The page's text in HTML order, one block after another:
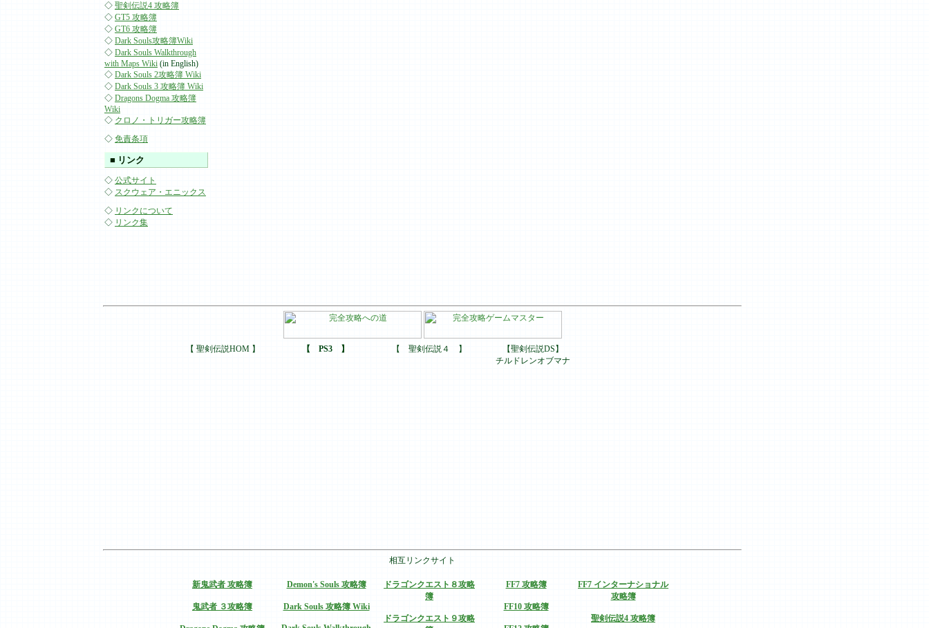
◇ 聖剣伝説4 攻略簿
◇ GT5 攻略簿
◇ GT6 攻略簿
◇ Dark Souls攻略簿Wiki
◇ Dark Souls Walkthrough
with Maps Wiki (in English)
◇ Dark Souls 2攻略簿 Wiki
◇ Dark Souls 3 攻略簿 Wiki
◇ Dragons Dogma 攻略簿
Wiki
◇ クロノ・トリガー攻略簿
◇ 免責条項
■ リンク
◇ 公式サイト
◇ スクウェア・エニックス
◇ リンクについて
◇ リンク集
【 聖剣伝説HOM 】 【 PS3 】 【 聖剣伝説４ 】
【聖剣伝説DS】
チルドレンオブマナ
相互リンクサイト
新鬼武者 攻略簿
鬼武者 ３攻略簿
Demon's Souls 攻略簿
Dark Souls 攻略簿 Wiki
ドラゴンクエスト８攻略
簿
ドラゴンクエスト９攻略
FF7 攻略簿
FF10 攻略簿
FF7 インターナショナル
攻略簿
聖剣伝説4 攻略簿